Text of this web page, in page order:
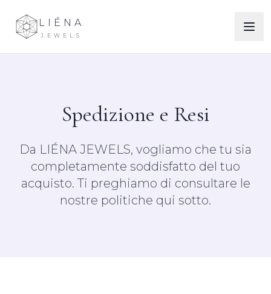
LIÉNA
JEWELS
Spedizione e Resi
Da LIÉNA JEWELS, vogliamo che tu sia
completamente soddisfatto del tuo
acquisto. Ti preghiamo di consultare le
nostre politiche qui sotto.